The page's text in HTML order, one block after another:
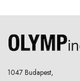
1047 Budapest,